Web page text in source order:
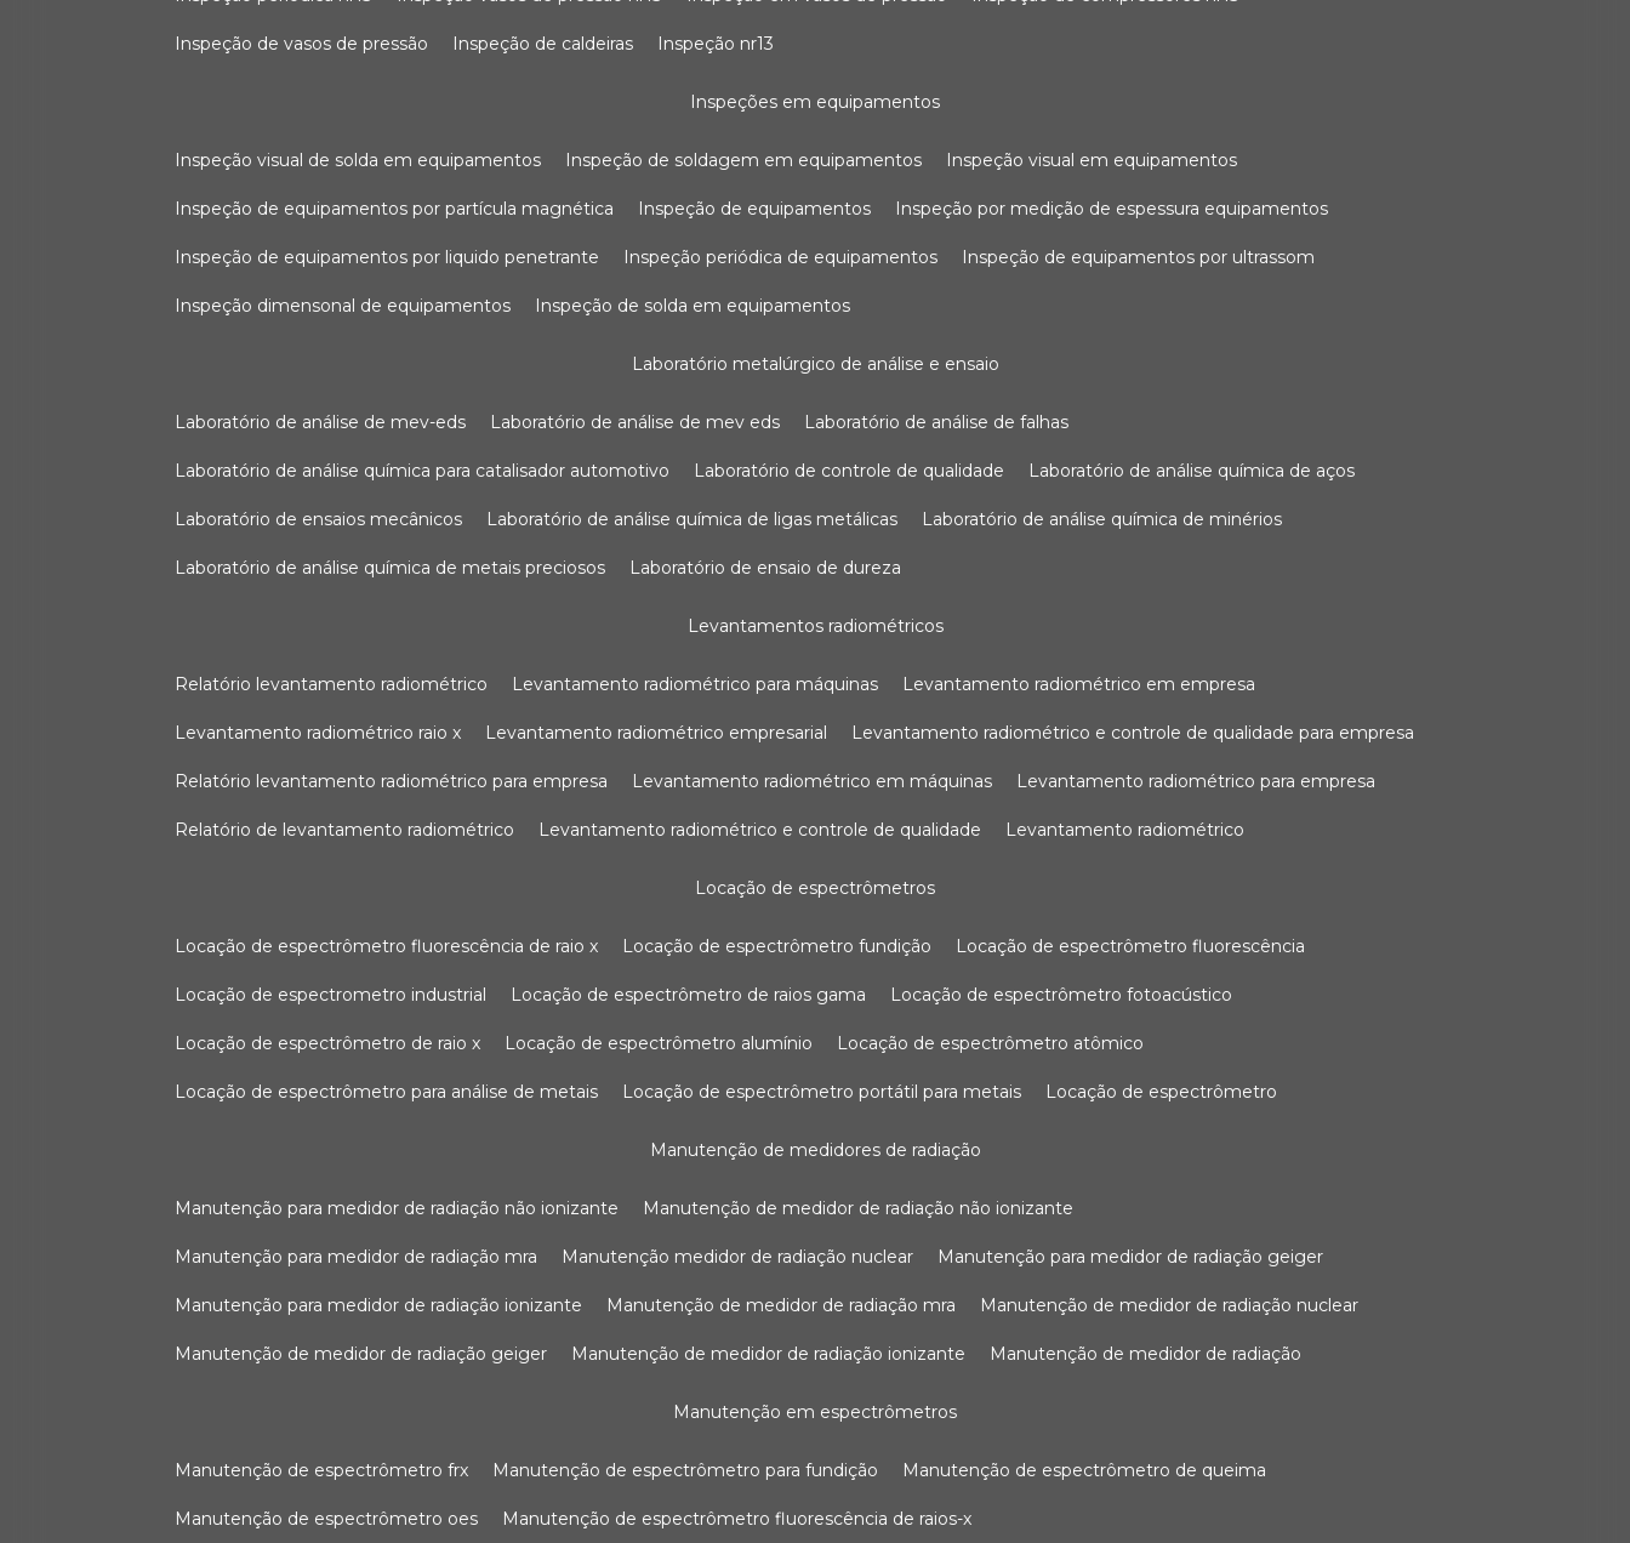
inspeção de vasos de pressão inspeção de caldeiras inspeção nr13
inspeções em equipamentos
inspeção visual de solda em equipamentos inspeção de soldagem em equipamentos inspeção visual em equipamentos
inspeção de equipamentos por partícula magnética inspeção de equipamentos inspeção por medição de espessura equipamentos
inspeção de equipamentos por liquido penetrante inspeção periódica de equipamentos inspeção de equipamentos por ultrassom
inspeção dimensonal de equipamentos inspeção de solda em equipamentos
laboratório metalúrgico de análise e ensaio
laboratório de análise de mev-eds laboratório de análise de mev eds laboratório de análise de falhas
laboratório de análise química para catalisador automotivo laboratório de controle de qualidade laboratório de análise química de aços
laboratório de ensaios mecânicos laboratório de análise química de ligas metálicas laboratório de análise química de minérios
laboratório de análise química de metais preciosos laboratório de ensaio de dureza
levantamentos radiométricos
relatório levantamento radiométrico levantamento radiométrico para máquinas levantamento radiométrico em empresa
levantamento radiométrico raio x levantamento radiométrico empresarial levantamento radiométrico e controle de qualidade para empresa
relatório levantamento radiométrico para empresa levantamento radiométrico em máquinas levantamento radiométrico para empresa
relatório de levantamento radiométrico levantamento radiométrico e controle de qualidade levantamento radiométrico
locação de espectrômetros
locação de espectrômetro fluorescência de raio x locação de espectrômetro fundição locação de espectrômetro fluorescência
locação de espectrometro industrial locação de espectrômetro de raios gama locação de espectrômetro fotoacústico
locação de espectrômetro de raio x locação de espectrômetro alumínio locação de espectrômetro atômico
locação de espectrômetro para análise de metais locação de espectrômetro portátil para metais locação de espectrômetro
manutenção de medidores de radiação
manutenção para medidor de radiação não ionizante manutenção de medidor de radiação não ionizante
manutenção para medidor de radiação mra manutenção medidor de radiação nuclear manutenção para medidor de radiação geiger
manutenção para medidor de radiação ionizante manutenção de medidor de radiação mra manutenção de medidor de radiação nuclear
manutenção de medidor de radiação geiger manutenção de medidor de radiação ionizante manutenção de medidor de radiação
manutenção em espectrômetros
manutenção de espectrômetro frx manutenção de espectrômetro para fundição manutenção de espectrômetro de queima
manutenção de espectrômetro oes manutenção de espectrômetro fluorescência de raios-x